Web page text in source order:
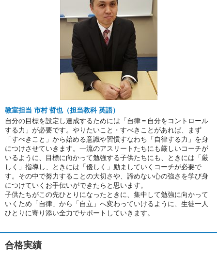
教室担当 市村 哲也（担当教科 英語）
自分の目標を設定し達成するためには「自律＝自分をコントロール
する力」が必要です。やりたいこと・すべきことがあれば、まず
「すべきこと」から始める意識や習慣すなわち「自律する力」を身
につけさせていきます。一流のアスリートたちにも厳しいコーチが
いるように、目標に向かって勉強する子供たちにも、ときには「厳
しく」指導し、ときには「優しく」励ましていくコーチが必要で
す。その中で努力することの大切さや、諦めない心の強さを学び身
につけていくお手伝いができたらと思います。
子供たちがこの先ひとりになったときに、集中して勉強に向かって
いくため「自律」から「自立」へ変わっていけるように、生徒一人
ひとりに寄り添い全力でサポートしていきます。
合格実績